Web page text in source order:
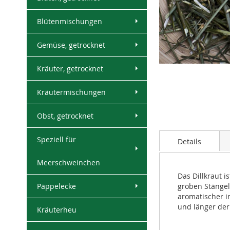
images
galleryDetails
Das Dillkraut
groben
aromatischer
und länger
Blütenmischungen
Gemüse, getrocknet
Kräuter, getrocknet
Kräutermischungen
Obst, getrocknet
Speziell für
Meerschweinchen
Päppelecke
Kräuterheu